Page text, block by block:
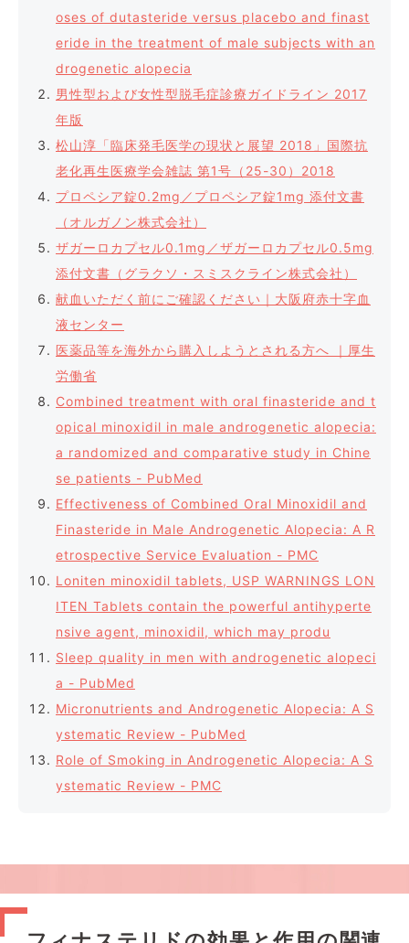
oses of dutasteride versus placebo and finast
eride in the treatment of male subjects with an
drogenetic alopecia
男性型および女性型脱毛症診療ガイドライン 2017
年版
松山淳「臨床発毛医学の現状と展望 2018」国際抗
老化再生医療学会雑誌 第1号（25-30）2018
プロペシア錠0.2mg／プロペシア錠1mg 添付文書
（オルガノン株式会社）
ザガーロカプセル0.1mg／ザガーロカプセル0.5mg
添付文書（グラクソ・スミスクライン株式会社）
献血いただく前にご確認ください｜大阪府赤十字血
液センター
医薬品等を海外から購入しようとされる方へ ｜厚生
労働省
Combined treatment with oral finasteride and t
opical minoxidil in male androgenetic alopecia:
a randomized and comparative study in Chine
se patients - PubMed
Effectiveness of Combined Oral Minoxidil and
Finasteride in Male Androgenetic Alopecia: A R
etrospective Service Evaluation - PMC
Loniten minoxidil tablets, USP WARNINGS LON
ITEN Tablets contain the powerful antihyperte
nsive agent, minoxidil, which may produ
Sleep quality in men with androgenetic alopeci
a - PubMed
Micronutrients and Androgenetic Alopecia: A S
ystematic Review - PubMed
Role of Smoking in Androgenetic Alopecia: A S
ystematic Review - PMC